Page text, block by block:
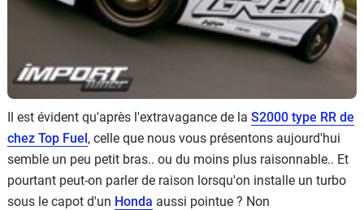
Moto
Il est évident qu'après l'extravagance de la S2000 type RR de
chez Top Fuel, celle que nous vous présentons aujourd'hui
semble un peu petit bras.. ou du moins plus raisonnable.. Et
pourtant peut-on parler de raison lorsqu'on installe un turbo
sous le capot d'un Honda aussi pointue ? Non